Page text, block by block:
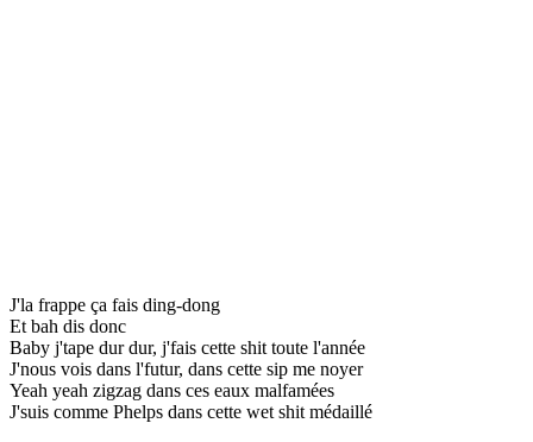
J'la frappe ça fais ding-dong
Et bah dis donc
Baby j'tape dur dur, j'fais cette shit toute l'année
J'nous vois dans l'futur, dans cette sip me noyer
Yeah yeah zigzag dans ces eaux malfamées
J'suis comme Phelps dans cette wet shit médaillé